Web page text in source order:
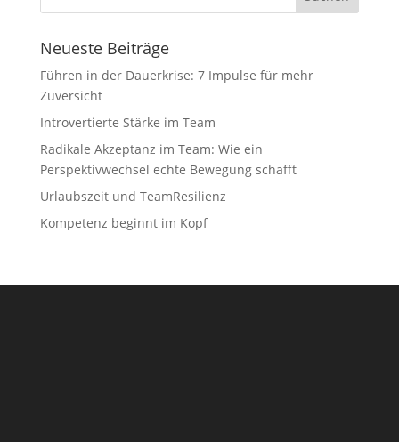
Neueste Beiträge
Führen in der Dauerkrise: 7 Impulse für mehr
Zuversicht
Introvertierte Stärke im Team
Radikale Akzeptanz im Team: Wie ein
Perspektivwechsel echte Bewegung schafft
Urlaubszeit und TeamResilienz
Kompetenz beginnt im Kopf